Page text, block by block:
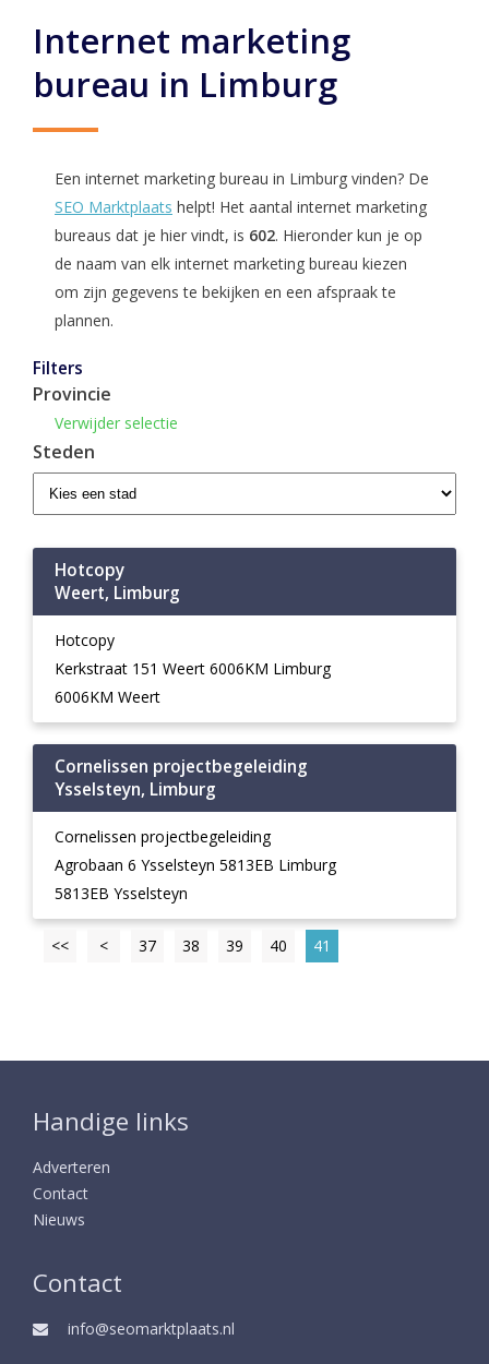
Internet marketing
bureau in Limburg
Een internet marketing bureau in Limburg vinden? De
SEO Marktplaats helpt! Het aantal internet marketing
bureaus dat je hier vindt, is 602. Hieronder kun je op
de naam van elk internet marketing bureau kiezen
om zijn gegevens te bekijken en een afspraak te
plannen.
Filters
Provincie
Verwijder selectie
Steden
Hotcopy
Weert, Limburg
Hotcopy
Kerkstraat 151 Weert 6006KM Limburg
6006KM Weert
Cornelissen projectbegeleiding
Ysselsteyn, Limburg
Cornelissen projectbegeleiding
Agrobaan 6 Ysselsteyn 5813EB Limburg
5813EB Ysselsteyn
<< < 37 38 39 40 41
Handige links
Adverteren
Contact
Nieuws
Contact
info@seomarktplaats.nl